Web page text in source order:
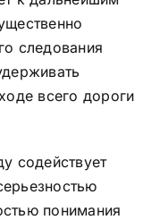
следования
всего дороги
содействует
понимания